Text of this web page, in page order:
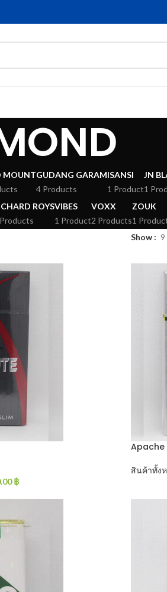
MOUNTGUDANG GARAM
4 Products
ISANSI
1 Product
JN
1
ROYSVIBES
1 Product
VOXX
2 Products
ZOUK
1
Show 9
฿
Apache
สินค้าทั้ง